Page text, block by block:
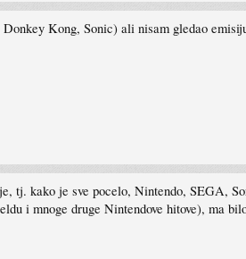
Kong, Sonic) ali nisam gledao
tj. kako je sve pocelo, Nintendo, SEGA,
i mnoge druge Nintendove hitove), ma